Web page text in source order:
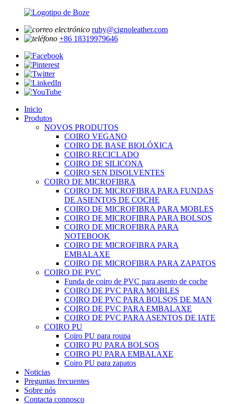
ruby@cignoleather.com
+86 18319979646
Inicio
Produtos
NOVOS PRODUTOS
COIRO VEGANO
COIRO DE BASE BIOLÓXICA
COIRO RECICLADO
COIRO DE SILICONA
COIRO SEN DISOLVENTES
COIRO DE MICROFIBRA
COIRO DE MICROFIBRA PARA FUNDAS
DE ASIENTOS DE COCHE
COIRO DE MICROFIBRA PARA MOBLES
COIRO DE MICROFIBRA PARA BOLSOS
COIRO DE MICROFIBRA PARA
NOTEBOOK
COIRO DE MICROFIBRA PARA
EMBALAXE
COIRO DE MICROFIBRA PARA ZAPATOS
COIRO DE PVC
Funda de coiro de PVC para asento de coche
COIRO DE PVC PARA MOBLES
COIRO DE PVC PARA BOLSOS DE MAN
COIRO DE PVC PARA EMBALAXE
COIRO DE PVC PARA ASENTOS DE IATE
COIRO PU
Coiro PU para roupa
COIRO PU PARA BOLSOS
COIRO PU PARA EMBALAXE
Coiro PU para zapatos
Noticias
Preguntas frecuentes
Sobre nós
Contacta connosco